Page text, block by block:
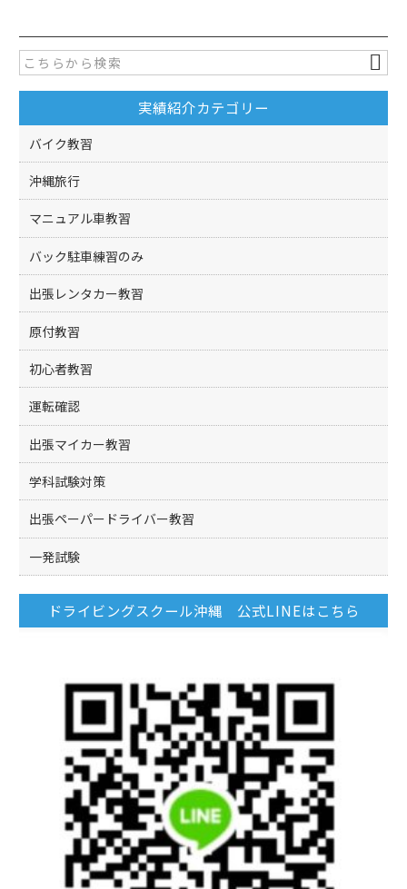
e
b
o
o
k
er
実績紹介カテゴリー
バイク教習
沖縄旅行
マニュアル車教習
バック駐車練習のみ
出張レンタカー教習
原付教習
初心者教習
運転確認
出張マイカー教習
学科試験対策
出張ペーパードライバー教習
一発試験
ドライビングスクール沖縄 公式LINEはこちら